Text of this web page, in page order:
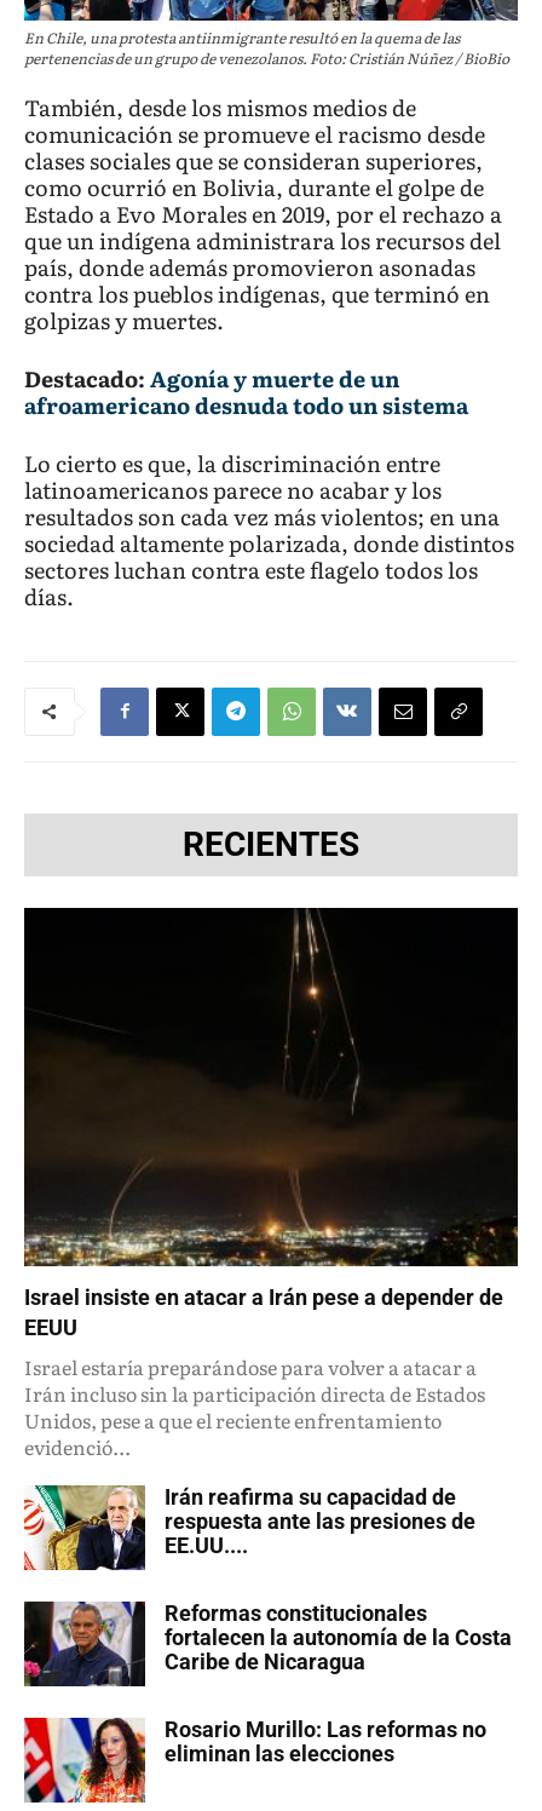
En Chile, una protesta antiinmigrante resultó en la quema de las
pertenencias de un grupo de venezolanos. Foto: Cristián Núñez / BioBio
También, desde los mismos medios de
comunicación se promueve el racismo desde
clases sociales que se consideran superiores,
como ocurrió en Bolivia, durante el golpe de
Estado a Evo Morales en 2019, por el rechazo a
que un indígena administrara los recursos del
país, donde además promovieron asonadas
contra los pueblos indígenas, que terminó en
golpizas y muertes.
Destacado:Agonía y muerte de un
afroamericano desnuda todo un sistema
Lo cierto es que, la discriminación entre
latinoamericanos parece no acabar y los
resultados son cada vez más violentos; en una
sociedad altamente polarizada, donde distintos
sectores luchan contra este flagelo todos los
días.
RECIENTES
Israel insiste en atacar a Irán pese a depender de
EEUU
Israel estaría preparándose para volver a atacar a
Irán incluso sin la participación directa de Estados
Unidos, pese a que el reciente enfrentamiento
evidenció...
Irán reafirma su capacidad de
respuesta ante las presiones de
EE.UU....
Reformas constitucionales
fortalecen la autonomía de la Costa
Caribe de Nicaragua
Rosario Murillo: Las reformas no
eliminan las elecciones